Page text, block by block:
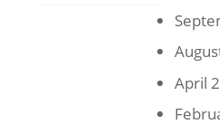
April